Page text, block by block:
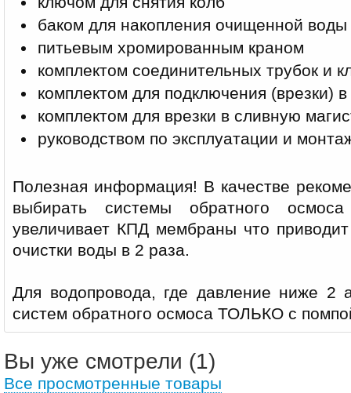
баком для накопления очищенной воды
питьевым хромированным краном
комплектом соединительных трубок и
комплектом для подключения (врезки)
комплектом для врезки в сливную
руководством по эксплуатации и
Полезная информация! В качестве
выбирать системы обратного
увеличивает КПД мембраны что
очистки воды в 2 раза.
Для водопровода, где давление ниже 2
систем обратного осмоса ТОЛЬКО с
Вы уже смотрели (1)
Все просмотренные товары